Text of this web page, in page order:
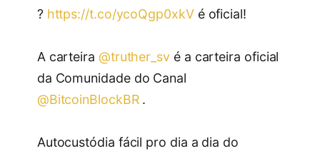
? https://t.co/ycoQgp0xkVé oficial!
A carteira @truther_sv é a carteira oficial
da Comunidade do Canal
@BitcoinBlockBR.
Autocustódia fácil pro dia a dia do